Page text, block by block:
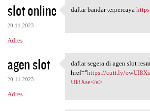
slot online
20.11.2023
Adres
daftar bandar terpercaya
daftar bandar terpercaya
agen slot
20.11.2023
Adres
daftar segera di agen
daftar segera di agen slot
href="https://cutt.ly/
UI8Xse</a>